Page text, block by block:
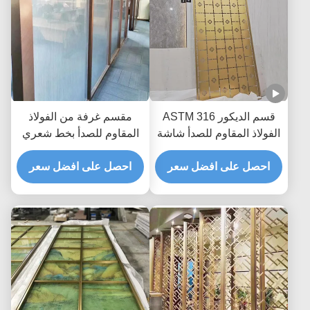
قسم الديكور ASTM 316
الفولاذ المقاوم للصدأ شاشة
التقسيم Zr- النحاس قطع
الليزر المقسم
احصل على افضل سعر
مقسم غرفة من الفولاذ
المقاوم للصدأ بخط شعري
نحاسي أحمر SUS201 مع
فن الزجاج
احصل على افضل سعر